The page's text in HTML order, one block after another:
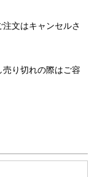
文はキャンセルさ
売り切れの際はご容